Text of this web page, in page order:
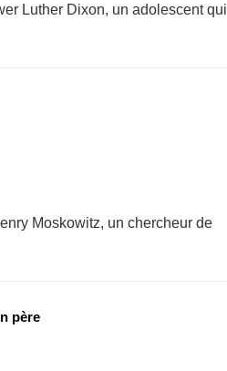
Luther Dixon, un adolescent qui
Moskowitz, un chercheur de
père